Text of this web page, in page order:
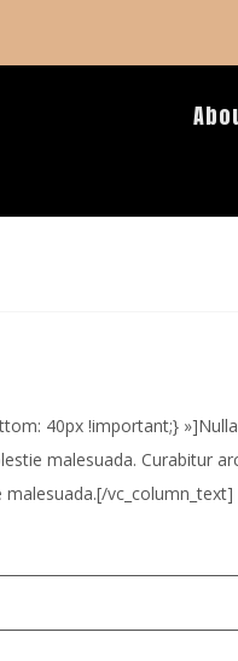
40px !important;}
malesuada. Curabitur
vc_column_text]